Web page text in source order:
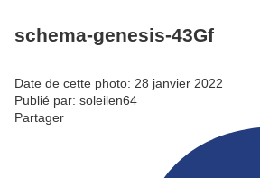
schema-genesis-43Gf
Date de cette photo: 28 janvier 2022
Publié par: soleilen64
Partager